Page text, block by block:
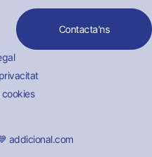
Contacta'ns
cookies
addicional.com